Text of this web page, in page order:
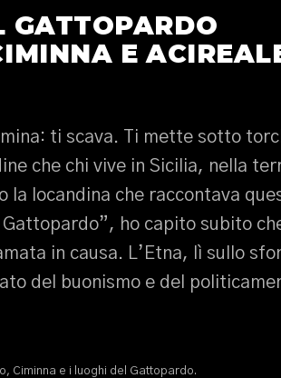
GATTOPARDO
E
ti scava. Ti mette sotto
che chi vive in Sicilia, nella
la locandina che raccontava
ho capito subito
in causa. L’Etna, lì sullo
del buonismo e del
Ciminna e i luoghi del Gattopardo.